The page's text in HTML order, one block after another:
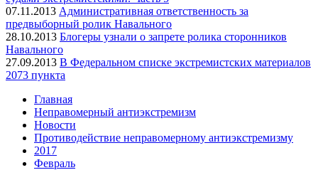
07.11.2013 Административная ответственность за
предвыборный ролик Навального
28.10.2013 Блогеры узнали о запрете ролика сторонников
Навального
27.09.2013 В Федеральном списке экстремистских материалов
2073 пункта
Главная
Неправомерный антиэкстремизм
Новости
Противодействие неправомерному антиэкстремизму
2017
Февраль